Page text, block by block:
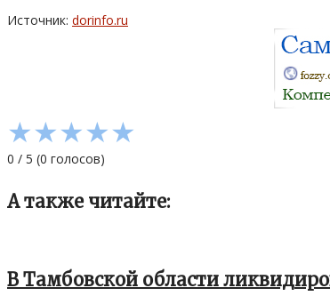
Источник: dorinfo.ru
★★★★★
0 / 5 (0 голосов)
А также читайте:
В Тамбовской области